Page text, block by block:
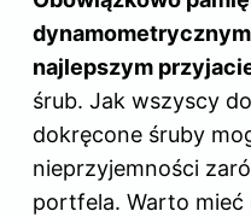
najlepszym
śrub. Jak wszyscy
dokręcone śruby
nieprzyjemności
portfela. Warto